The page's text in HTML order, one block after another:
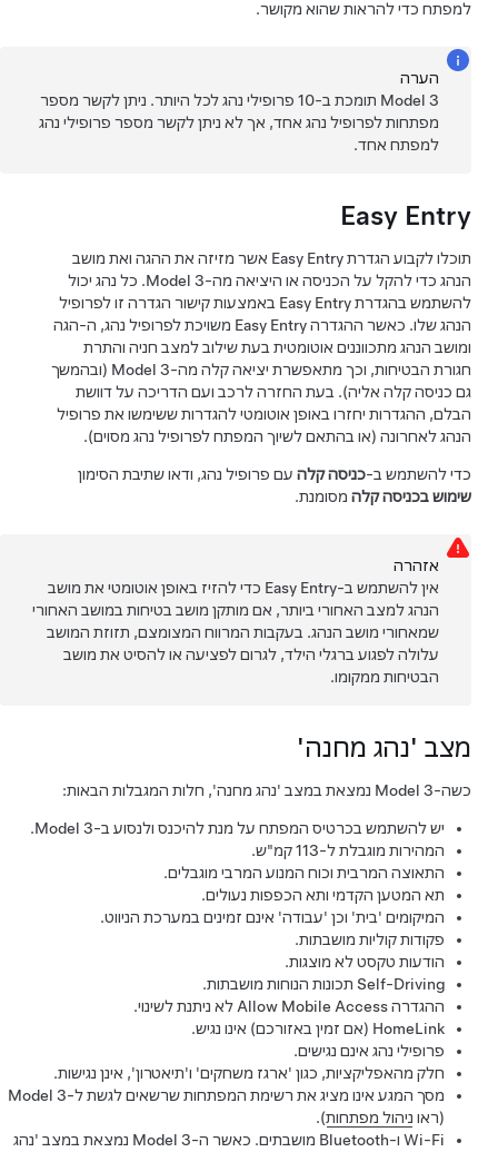
למפתח כדי להראות שהוא מקושר.
הערה
Model 3
תומכת ב-10 פרופילי נהג לכל היותר. ניתן לקשר מספר
מפתחות לפרופיל נהג אחד, אך לא ניתן לקשר מספר פרופילי נהג
למפתח אחד.
Easy Entry
תוכלו לקבוע הגדרת Easy Entry אשר מזיזה את ה הגהואת מושב
הנהג כדי להקל על הכניסה או היציאה מה- Model 3. כל נהג יכול
להשתמש בהגדרת Easy Entry באמצעות קישור הגדרה זו לפרופיל
הנהג שלו. כאשר ההגדרה Easy Entry משויכת לפרופיל נהג, ה-
הגה
ומושב הנהג מתכווננים אוטומטית בעת שילוב למצב חניה והתרת
חגורת הבטיחות, וכך מתאפשרת יציאה קלה מה- Model 3(ובהמשך
גם כניסה קלה אליה). בעת החזרה לרכב ועם הדריכה על דוושת
הבלם, ההגדרות יחזרו באופן אוטומטי להגדרות ששימשו את פרופיל
הנהג לאחרונה (או בהתאם לשיוך המפתח לפרופיל נהג מסוים).
כדי להשתמש ב-כניסה קלהעם פרופיל נהג, ודאו שתיבת הסימון
שימוש בכניסה קלהמסומנת.
אזהרה
אין להשתמש ב-Easy Entry כדי להזיז באופן אוטומטי את מושב
הנהג למצב האחורי ביותר, אם מותקן מושב בטיחות במושב האחורי
שמאחורי מושב הנהג. בעקבות המרווח המצומצם, תזוזת המושב
עלולה לפגוע ברגלי הילד, לגרום לפציעה או להסיט את מושב
הבטיחות ממקומו.
מצב 'נהג מחנה'
כשה-Model 3נמצאת במצב 'נהג מחנה', חלות המגבלות הבאות:
יש להשתמש בכרטיס המפתח על מנת להיכנס ולנסוע ב-Model 3
.
המהירות מוגבלת ל-
.
התאוצה המרבית וכוח המנוע המרבי מוגבלים.
תא המטען הקדמי ותא הכפפות נעולים.
המיקומים 'בית' וכן 'עבודה' אינם זמינים במערכת הניווט.
פקודות קוליות מושבתות.
הודעות טקסט לא מוצגות.
Self-Drivingתכונות הנוחות מושבתות.
ההגדרה Allow Mobile Access לא ניתנת לשינוי.
HomeLink (אם זמין באזורכם) אינו נגיש.
פרופילי נהג אינם נגישים.
חלק מהאפליקציות, כגון 'ארגז משחקים' ו'תיאטרון', אינן נגישות.
מסך המגע אינו מציג את רשימת המפתחות שרשאים לגשת ל-Model 3
(ראוניהול מפתחות).
Wi-Fi ו-Bluetooth מושבתים. כאשר ה-
Model 3נמצאת במצב 'נהג